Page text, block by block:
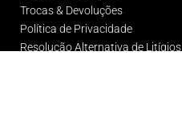
Trocas & Devoluções
Política de Privacidade
Resolução Alternativa de Litígios